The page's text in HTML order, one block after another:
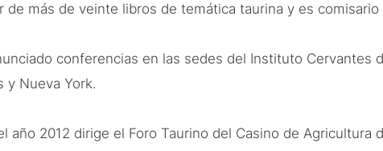
de más de veinte libros de temática taurina y es
conferencias en las sedes del Instituto Cervantes
y Nueva York.
año 2012 dirige el Foro Taurino del Casino de Agricultura